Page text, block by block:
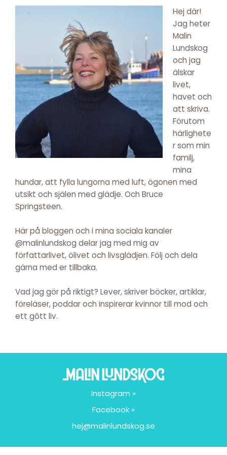
Hej där!
Jag heter
Malin
Lundskog
och jag
älskar
livet,
havet och
att skriva.
Förutom
härlighete
r som min
familj,
mina
hundar, att fylla lungorna med luft, ögonen med
utsikt och själen med glädje. Och Bruce
Springsteen.
Här på bloggen och i mina sociala kanaler
@malinlundskog delar jag med mig av
författarlivet, ölivet och livsglädjen. Följ och dela
gärna med er tillbaka.
Vad jag gör på riktigt? Lever, skriver böcker, artiklar,
föreläser, poddar och inspirerar kvinnor till mod och
ett gôtt liv.
Instagram »
Facebook »
hej@malinlundskog.se